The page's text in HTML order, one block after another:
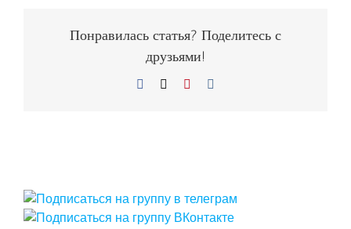
Понравилась статья? Поделитесь с
друзьями!
Facebook Pinterest